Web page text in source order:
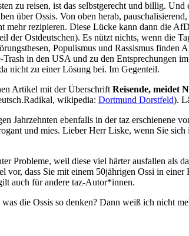
zu rei­sen, ist das selbst­ge­recht und bil­lig.
über Ossis. Von oben her­ab,
mehr rezi­pie­ren. Die­se Lücke kann dann die
der Ost­deut­schen). Es nützt nichts, wenn die
Popu­lis­mus und Ras­sis­mus
in den USA und zu den Ent­spre­chun­gen
nicht zu einer Lösung bei. Im Gegenteil.
Arti­kel mit der Über­schriftRei­sen­de, mei­det
wiki­pe­dia: Dort­mund Dorst­feld).
Jahr­zehn­ten eben­falls in der taz erschie­ne­ne
und mies. Lie­ber Herr Lis­ke, wenn Sie
Pro­ble­me, weil die­se viel här­ter aus­fal­len
vor, dass Sie mit einem 50jährigen Ossi in
auch für ande­re taz-Autor*innen.
die Ossis so den­ken? Dann weiß ich nicht